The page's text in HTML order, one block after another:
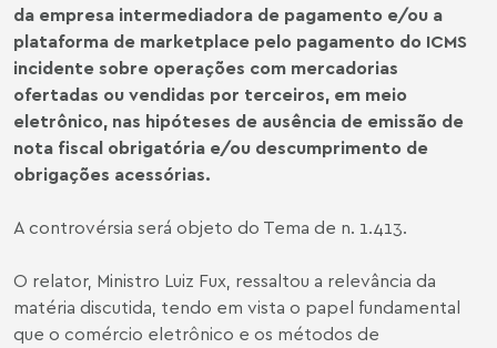
da empresa intermediadora de pagamento e/ou a
plataforma de marketplace pelo pagamento do ICMS
incidente sobre operações com mercadorias
ofertadas ou vendidas por terceiros, em meio
eletrônico, nas hipóteses de ausência de emissão de
nota fiscal obrigatória e/ou descumprimento de
obrigações acessórias.
A controvérsia será objeto do Tema de n. 1.413.
O relator, Ministro Luiz Fux, ressaltou a relevância da
matéria discutida, tendo em vista o papel fundamental
que o comércio eletrônico e os métodos de